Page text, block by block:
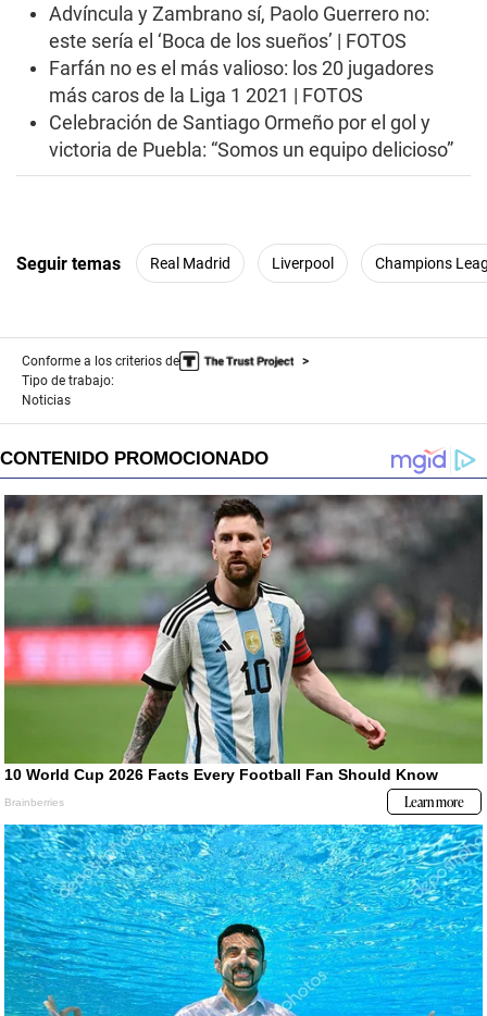
Advíncula y Zambrano sí, Paolo Guerrero no:
este sería el ‘Boca de los sueños’ | FOTOS
Farfán no es el más valioso: los 20 jugadores
más caros de la Liga 1 2021 | FOTOS
Celebración de Santiago Ormeño por el gol y
victoria de Puebla: “Somos un equipo delicioso”
Seguir temas Real Madrid Liverpool Champions
Conforme a los criterios de
Tipo de trabajo:
Noticias